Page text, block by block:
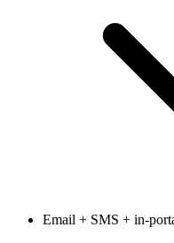
Email + SMS + in-